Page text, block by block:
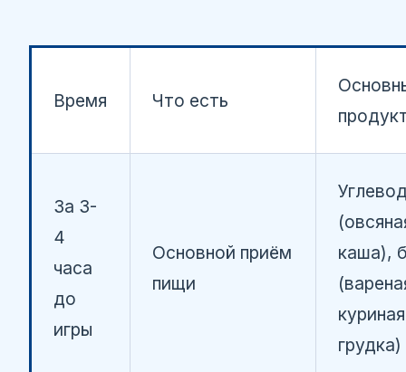
Время Что есть
За 3-
4
часа
до
игры
Основной приём
пищи
каша),
куриная
грудка)